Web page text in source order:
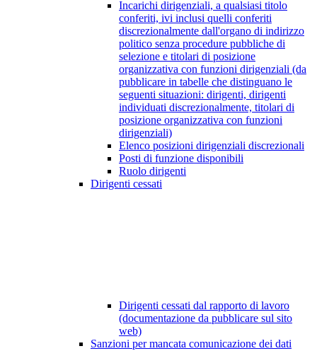
Incarichi dirigenziali, a qualsiasi titolo
conferiti, ivi inclusi quelli conferiti
discrezionalmente dall'organo di indirizzo
politico senza procedure pubbliche di
selezione e titolari di posizione
organizzativa con funzioni dirigenziali (da
pubblicare in tabelle che distinguano le
seguenti situazioni: dirigenti, dirigenti
individuati discrezionalmente, titolari di
posizione organizzativa con funzioni
dirigenziali)
Elenco posizioni dirigenziali discrezionali
Posti di funzione disponibili
Ruolo dirigenti
Dirigenti cessati
Dirigenti cessati dal rapporto di lavoro
(documentazione da pubblicare sul sito
web)
Sanzioni per mancata comunicazione dei dati